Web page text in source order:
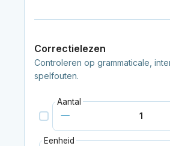
Correctielezen
Controleren op grammaticale,
spelfouten.
Aantal
Eenheid